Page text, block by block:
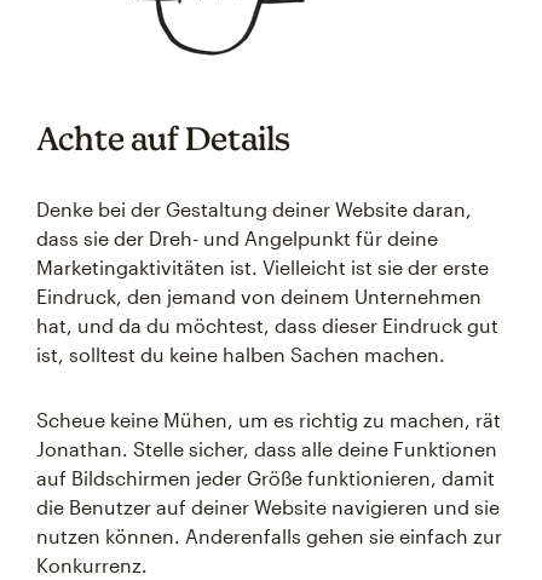
Achte auf Details
Denke bei der Gestaltung deiner Website daran,
dass sie der Dreh- und Angelpunkt für deine
Marketingaktivitäten ist. Vielleicht ist sie der erste
Eindruck, den jemand von deinem Unternehmen
hat, und da du möchtest, dass dieser Eindruck gut
ist, solltest du keine halben Sachen machen.
Scheue keine Mühen, um es richtig zu machen, rät
Jonathan. Stelle sicher, dass alle deine Funktionen
auf Bildschirmen jeder Größe funktionieren, damit
die Benutzer auf deiner Website navigieren und sie
nutzen können. Anderenfalls gehen sie einfach zur
Konkurrenz.